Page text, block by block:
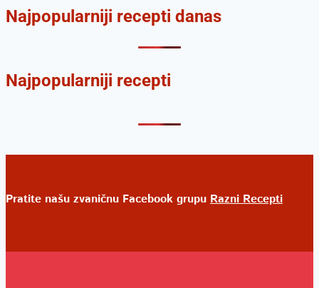
Najpopularniji recepti danas
Najpopularniji recepti
Pratite našu zvaničnu Facebook grupu Razni Recepti